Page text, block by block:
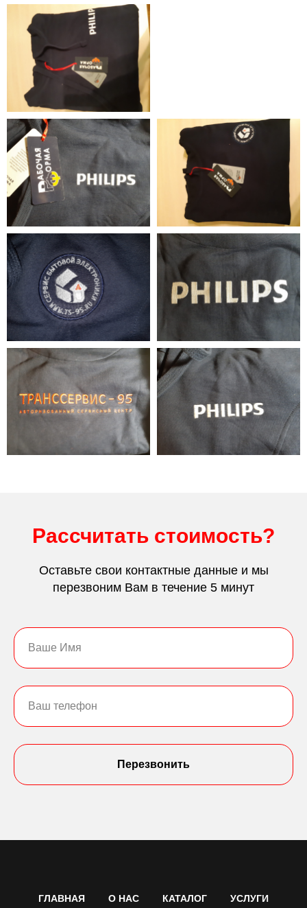
Рассчитать стоимость?
Оставьте свои контактные данные и мы
перезвоним Вам в течение 5 минут
Перезвонить
ГЛАВНАЯ О НАС КАТАЛОГ УСЛУГИ